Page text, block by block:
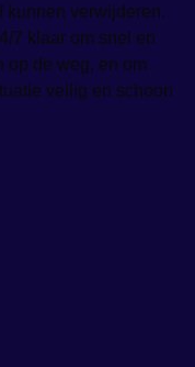
kunnen verwijderen.
7 klaar om snel en
op de weg, en om
veilig en schoon